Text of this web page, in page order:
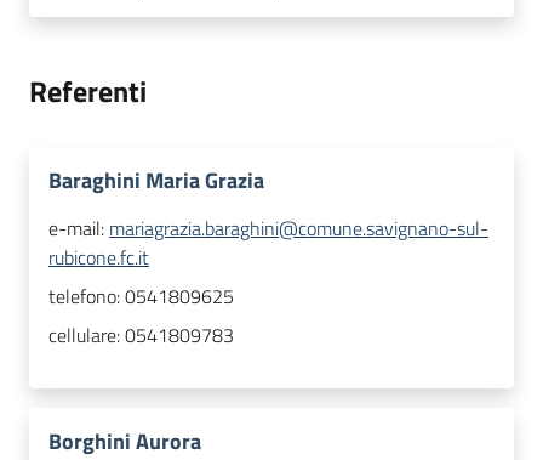
Referenti
Baraghini Maria Grazia
e-mail: mariagrazia.baraghini@comune.savignano-sul-
rubicone.fc.it
telefono:0541809625
cellulare:0541809783
Borghini Aurora